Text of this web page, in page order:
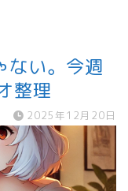
い。今週
整理
2025年12月20日